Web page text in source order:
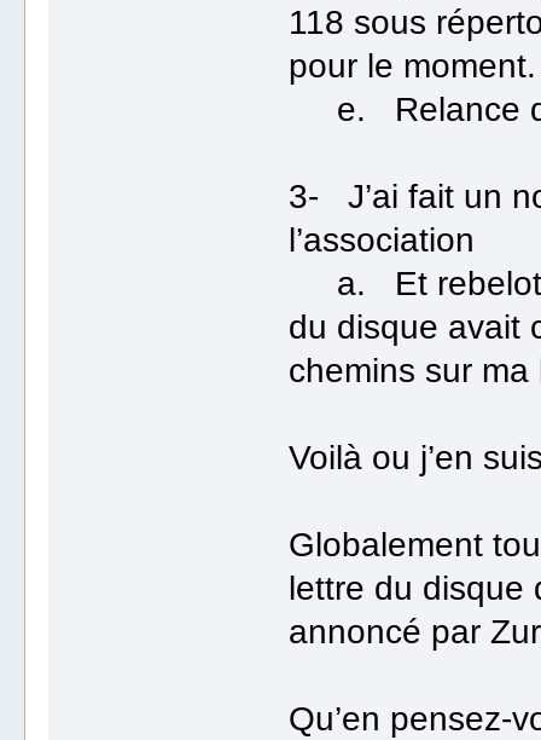
118 sous
pour le moment.
e. Relance
3- J’ai fait un
l’association
a. Et rebelote
du disque avait
chemins sur
Voilà ou j’en
Globalement
lettre du
annoncé par
Qu’en pensez-